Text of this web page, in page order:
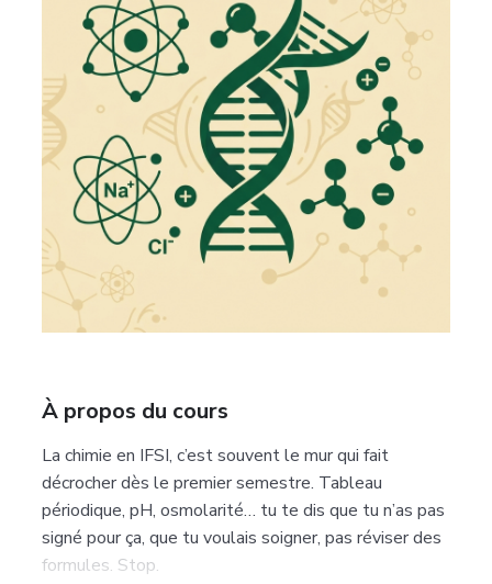
À propos du cours
La chimie en IFSI, c’est souvent le mur qui fait
décrocher dès le premier semestre. Tableau
périodique, pH, osmolarité… tu te dis que tu n’as pas
signé pour ça, que tu voulais soigner, pas réviser des
formules. Stop.